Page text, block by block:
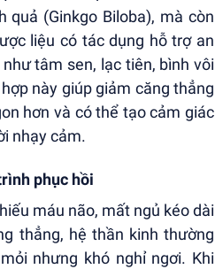
quả (Ginkgo Biloba), mà còn
liệu có tác dụng hỗ trợ an
tâm sen, lạc tiên, bình vôi
này giúp giảm căng thẳng
hơn và có thể tạo cảm giác
nhạy cảm.
phục hồi
máu não, mất ngủ kéo dài
thẳng, hệ thần kinh thường
nhưng khó nghỉ ngơi. Khi